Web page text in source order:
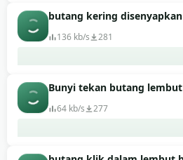
butang kering disenyapkan
136 kb/s 281
Bunyi tekan butang
64 kb/s 277